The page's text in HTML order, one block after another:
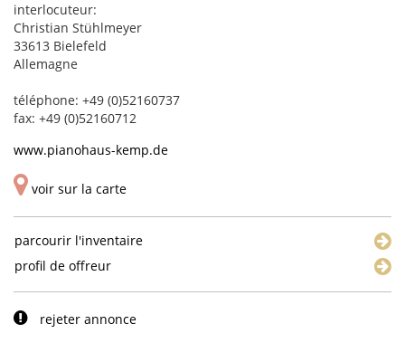
interlocuteur:
Christian Stühlmeyer
33613 Bielefeld
Allemagne
téléphone: +49 (0)52160737
fax: +49 (0)52160712
www.pianohaus-kemp.de
voir sur la carte
parcourir l'inventaire
profil de offreur
rejeter annonce